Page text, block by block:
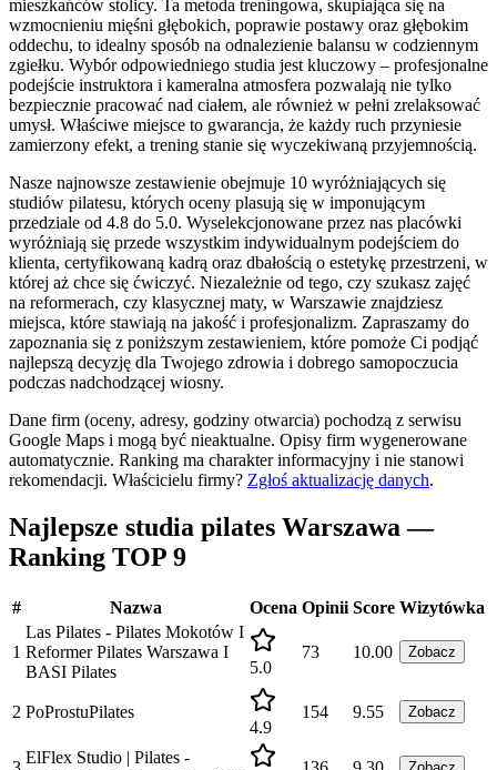
mieszkańców stolicy. Ta metoda treningowa, skupiająca się na
wzmocnieniu mięśni głębokich, poprawie postawy oraz głębokim
oddechu, to idealny sposób na odnalezienie balansu w codziennym
zgiełku. Wybór odpowiedniego studia jest kluczowy – profesjonalne
podejście instruktora i kameralna atmosfera pozwalają nie tylko
bezpiecznie pracować nad ciałem, ale również w pełni zrelaksować
umysł. Właściwe miejsce to gwarancja, że każdy ruch przyniesie
zamierzony efekt, a trening stanie się wyczekiwaną przyjemnością.
Nasze najnowsze zestawienie obejmuje 10 wyróżniających się
studiów pilatesu, których oceny plasują się w imponującym
przedziale od 4.8 do 5.0. Wyselekcjonowane przez nas placówki
wyróżniają się przede wszystkim indywidualnym podejściem do
klienta, certyfikowaną kadrą oraz dbałością o estetykę przestrzeni, w
której aż chce się ćwiczyć. Niezależnie od tego, czy szukasz zajęć
na reformerach, czy klasycznej maty, w Warszawie znajdziesz
miejsca, które stawiają na jakość i profesjonalizm. Zapraszamy do
zapoznania się z poniższym zestawieniem, które pomoże Ci podjąć
najlepszą decyzję dla Twojego zdrowia i dobrego samopoczucia
podczas nadchodzącej wiosny.
Dane firm (oceny, adresy, godziny otwarcia) pochodzą z serwisu
Google Maps i mogą być nieaktualne. Opisy firm wygenerowane
automatycznie. Ranking ma charakter informacyjny i nie stanowi
rekomendacji. Właścicielu firmy? Zgłoś aktualizację danych.
Najlepsze studia pilates Warszawa —
Ranking TOP 9
# Nazwa Ocena Opinii Score Wizytówka
1
Las Pilates - Pilates Mokotów I
Reformer Pilates Warszawa I
BASI Pilates
5.0
73 10.00 Zobacz
2 PoProstuPilates
4.9
154 9.55 Zobacz
ElFlex Studio | Pilates -